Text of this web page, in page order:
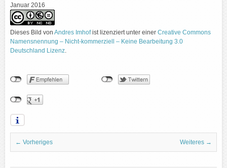
Januar 2016
Dieses Bild von Andres Imhofist lizenziert unter einer Creative Commons
Namensnennung – Nicht-kommerziell – Keine Bearbeitung 3.0
Deutschland Lizenz.
← Vorheriges Weiteres →